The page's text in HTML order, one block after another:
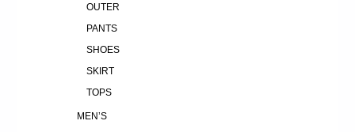
OUTER
PANTS
SHOES
SKIRT
TOPS
MEN’S